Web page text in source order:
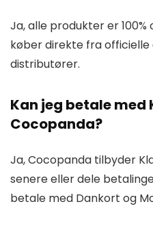
Ja, alle produkter er
køber direkte fra
distributører.
Kan jeg betale med
Cocopanda?
Ja, Cocopanda tilbyder
senere eller dele
betale med Dankort og